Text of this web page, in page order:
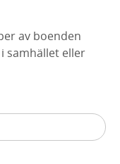
av boenden
samhället eller